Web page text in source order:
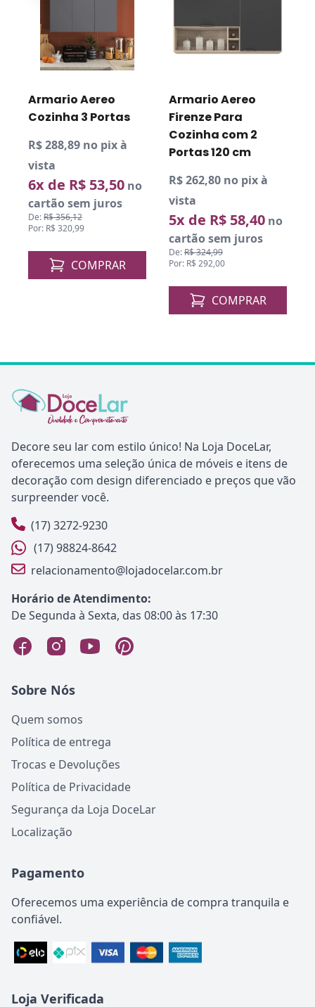
Armario Aereo
Cozinha 3 Portas
R$ 288,89 no pix à
vista
6x de R$ 53,50 no
cartão sem juros
De:R$ 356,12
Por: R$ 320,99
COMPRAR
Armario Aereo
Firenze Para
Cozinha com 2
Portas 120 cm
R$ 262,80 no pix à
vista
5x de R$ 58,40 no
cartão sem juros
De:R$ 324,99
Por: R$ 292,00
COMPRAR
Decore seu lar com estilo único! Na Loja DoceLar,
oferecemos uma seleção única de móveis e itens de
decoração com design diferenciado e preços que vão
surpreender você.
(17) 3272-9230
(17) 98824-8642
relacionamento@lojadocelar.com.br
Horário de Atendimento:
De Segunda à Sexta, das 08:00 às 17:30
Sobre Nós
Quem somos
Política de entrega
Trocas e Devoluções
Política de Privacidade
Segurança da Loja DoceLar
Localização
Pagamento
Oferecemos uma experiência de compra tranquila e
confiável.
Loja Verificada